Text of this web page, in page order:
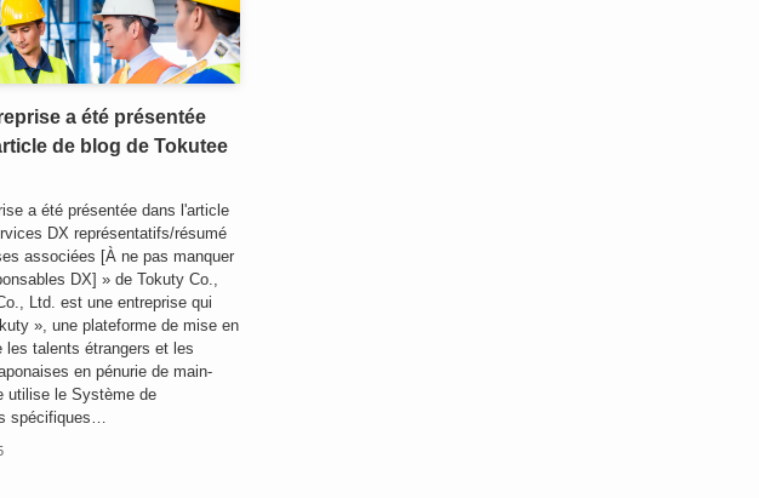
a été présentée
de blog de Tokutee
a été présentée dans l'article
DX représentatifs/résumé
associées [À ne pas manquer
DX] » de Tokuty Co.,
Ltd. est une entreprise qui
», une plateforme de mise en
les talents étrangers et les
en pénurie de main-
utilise le Système de
spécifiques…